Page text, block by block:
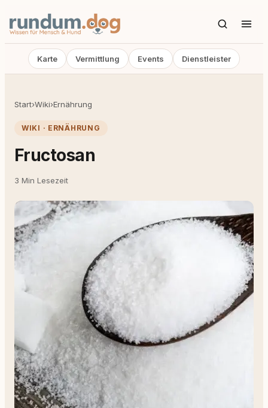
Karte Vermittlung Events Dienstleister
Start›Wiki›Ernährung
WIKI · ERNÄHRUNG
Fructosan
3 Min Lesezeit